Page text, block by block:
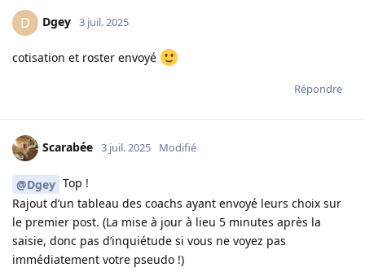
D Dgey 3 juil. 2025
cotisation et roster envoyé
Répondre
Scarabée 3 juil. 2025 Modifié
@Dgey Top !
Rajout d’un tableau des coachs ayant envoyé leurs choix sur
le premier post. (La mise à jour à lieu 5 minutes après la
saisie, donc pas d’inquiétude si vous ne voyez pas
immédiatement votre pseudo !)